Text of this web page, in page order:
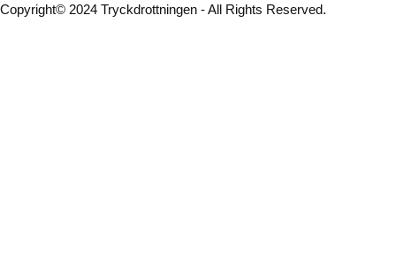
Copyright© 2024 Tryckdrottningen - All Rights Reserved.